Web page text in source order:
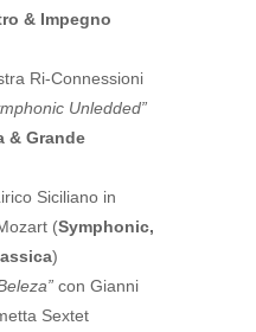
& Impegno
Ri-Connessioni
Unledded”
& Grande
Siciliano in
(Symphonic,
)
con Gianni
Sextet